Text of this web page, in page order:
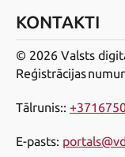
KONTAKTI
© 2026 Valsts
Reģistrācijas
Tālrunis::
E-pasts: